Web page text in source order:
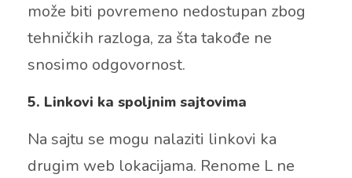
može biti povremeno nedostupan zbog
tehničkih razloga, za šta takođe ne
snosimo odgovornost.
5. Linkovi ka spoljnim sajtovima
Na sajtu se mogu nalaziti linkovi ka
drugim web lokacijama. Renome L ne